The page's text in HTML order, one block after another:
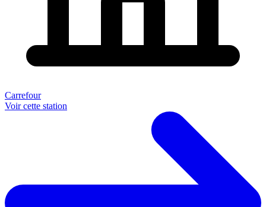
Carrefour
Voir cette station